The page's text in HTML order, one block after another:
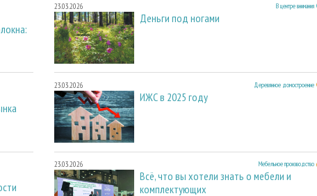
23.03.2026 В центре внимания
Деньги под ногами
23.03.2026 Деревянное домостроение
ИЖС в 2025 году
23.03.2026 Мебельное производство
Всё, что вы хотели знать о мебели и
комплектующих